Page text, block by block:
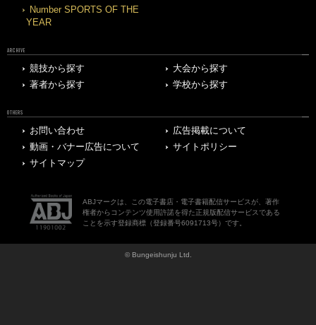
Number SPORTS OF THE
YEAR
ARCHIVE
競技から探す
大会から探す
著者から探す
学校から探す
OTHERS
お問い合わせ
広告掲載について
動画・バナー広告について
サイトポリシー
サイトマップ
ABJマークは、この電子書店・電子書籍配信サービスが、著作
権者からコンテンツ使用許諾を得た正規版配信サービスである
ことを示す登録商標（登録番号6091713号）です。
© Bungeishunju Ltd.